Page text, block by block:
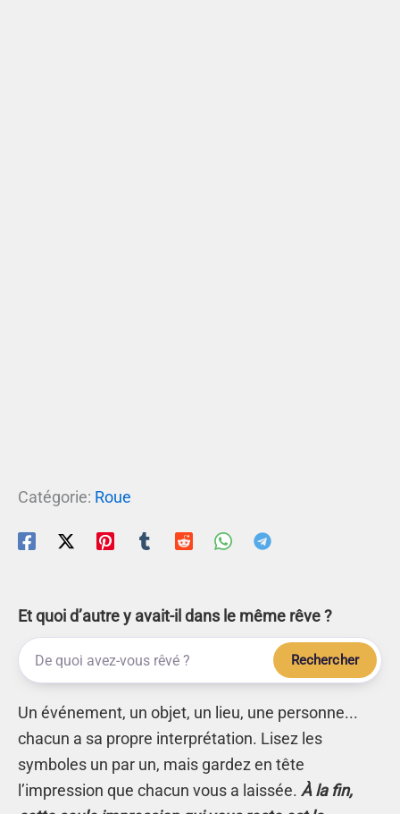
Catégorie: Roue
Et quoi d’autre y avait-il dans le même rêve ?
Rechercher
Un événement, un objet, un lieu, une personne...
chacun a sa propre interprétation. Lisez les
symboles un par un, mais gardez en tête
l’impression que chacun vous a laissée. À la fin,